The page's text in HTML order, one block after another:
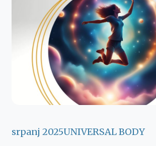
srpanj 2025UNIVERSAL BODY